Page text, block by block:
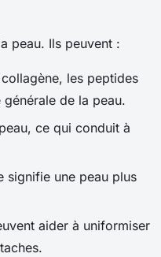
peau. Ils peuvent :
les peptides
de la peau.
ce qui conduit à
signifie une peau plus
aider à uniformiser